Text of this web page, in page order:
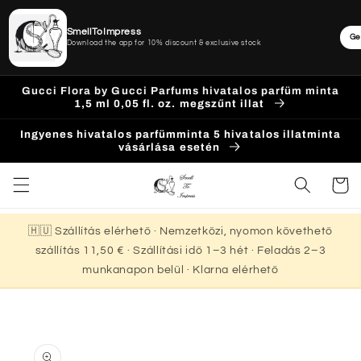
Ugrás a
tartalomhoz
Gucci Flora by Gucci Parfums hivatalos parfüm minta
1,5 ml 0,05 fl. oz. megszűnt illat
Ingyenes hivatalos parfümminta 5 hivatalos illatminta
vásárlása esetén
Kosár
🇭🇺 Szállítás elérhető · Nemzetközi, nyomon követhető
szállítás 11,50 € · Szállítási idő 1–3 hét · Feladás 2–3
munkanapon belül · Klarna elérhető
a
SmellToImpress
Download the app for 10% discount & exclusive stock